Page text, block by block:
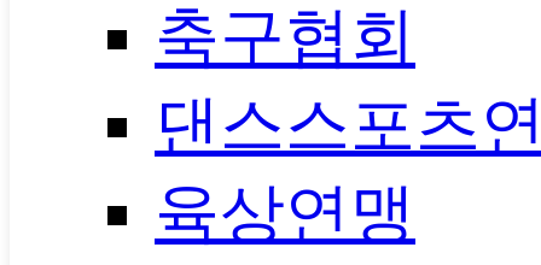
축구협회
댄스스포츠
육상연맹